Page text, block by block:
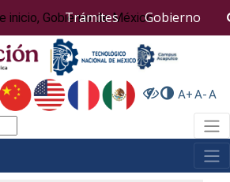
Trámites Gobierno
A+A-A